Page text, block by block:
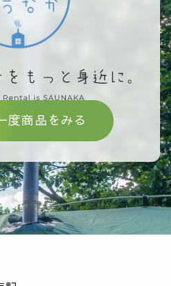
度商品をみる